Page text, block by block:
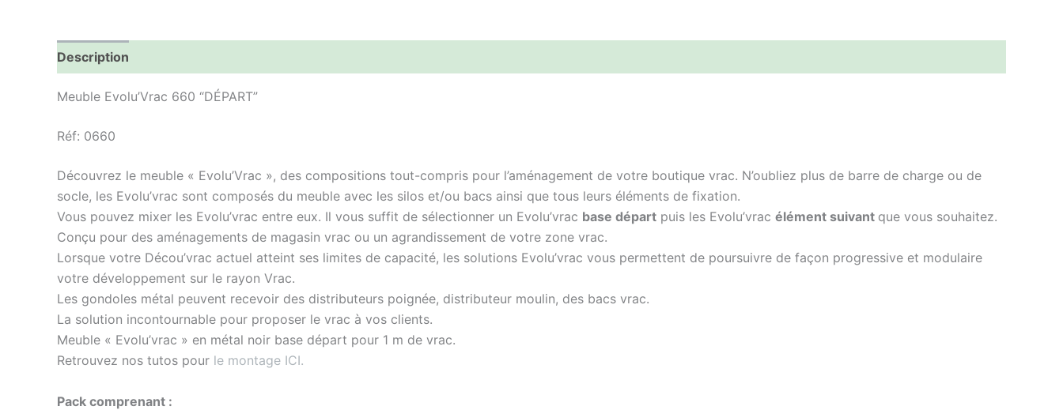
Description
Meuble Evolu’Vrac 660 “DÉPART”
Réf: 0660
Découvrez le meuble « Evolu’Vrac », des compositions tout-compris pour l’aménagement de votre boutique vrac. N’oubliez plus de barre de charge ou de
socle, les Evolu’vrac sont composés du meuble avec les silos et/ou bacs ainsi que tous leurs éléments de fixation.
Vous pouvez mixer les Evolu’vrac entre eux. Il vous suffit de sélectionner un Evolu’vrac base départ puis les Evolu’vrac élément suivant que vous souhaitez.
Conçu pour des aménagements de magasin vrac ou un agrandissement de votre zone vrac.
Lorsque votre Décou’vrac actuel atteint ses limites de capacité, les solutions Evolu’vrac vous permettent de poursuivre de façon progressive et modulaire
votre développement sur le rayon Vrac.
Les gondoles métal peuvent recevoir des distributeurs poignée, distributeur moulin, des bacs vrac.
La solution incontournable pour proposer le vrac à vos clients.
Meuble « Evolu’vrac » en métal noir base départ pour 1 m de vrac.
Retrouvez nos tutos pour le montage ICI.
Pack comprenant :